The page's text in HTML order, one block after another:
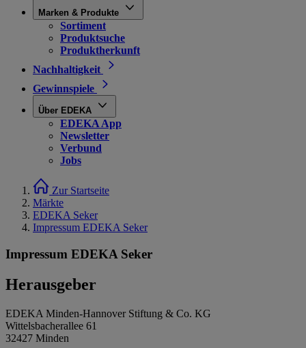
Marken & Produkte
Sortiment
Produktsuche
Produktherkunft
Nachhaltigkeit
Gewinnspiele
Über EDEKA
EDEKA App
Newsletter
Verbund
Jobs
Zur Startseite
Märkte
EDEKA Seker
Impressum EDEKA Seker
Impressum EDEKA Seker
Herausgeber
EDEKA Minden-Hannover Stiftung & Co. KG
Wittelsbacherallee 61
32427 Minden